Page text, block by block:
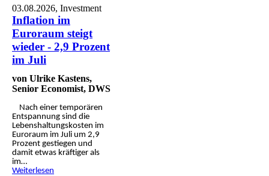
03.08.2026, Investment
Inflation im
Euroraum steigt
wieder - 2,9 Prozent
im Juli
von Ulrike Kastens,
Senior Economist, DWS
Nach einer tempo­rären
Ent­span­nung sind die
Lebens­haltungs­kosten im
Euror­aum im Juli um 2,9
Prozent gestie­gen und
damit etwas kräftiger als
im…
Weiterlesen